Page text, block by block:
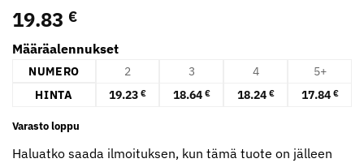
19.83 €
Määräalennukset
NUMERO 2 3 4
5+
HINTA
19.23 € 18.64 € 18.24 € 17.84 €
Varasto loppu
Haluatko saada ilmoituksen, kun tämä tuote on jälleen